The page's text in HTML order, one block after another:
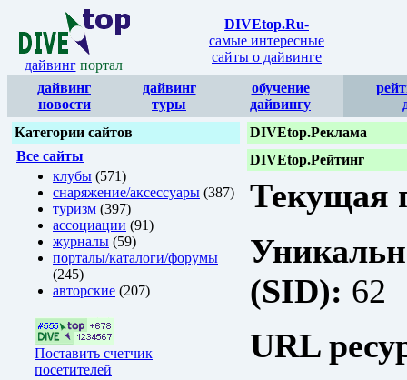
дайвинг портал
DIVEtop.Ru-
самые интересные
сайты о дайвинге
дайвинг
новости
дайвинг
туры
обучение
дайвингу
Категории сайтов
Все сайты
клубы (571)
снаряжение/аксессуары (387)
туризм (397)
ассоциации (91)
журналы (59)
порталы/каталоги/форумы
(245)
авторские (207)
Поставить счетчик
посетителей
DIVEtop.Реклама
DIVEtop.Рейтинг
Текущая
(SID): 62
URL